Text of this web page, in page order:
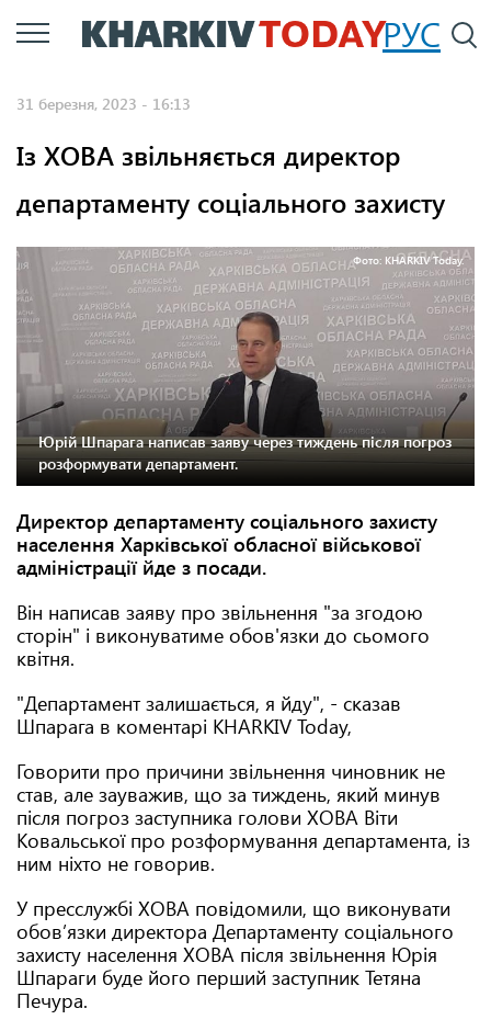
Перейти
до
РУС
31 березня, 2023 - 16:13
Із ХОВА звільняється директор
департаменту соціального захисту
Фото: KHARKIV Today.
Юрій Шпарага написав заяву через тиждень після погроз
розформувати департамент.
Директор департаменту соціального захисту
населення Харківської обласної військової
адміністрації йде з посади.
Він написав заяву про звільнення "за згодою
сторін" і виконуватиме обов'язки до сьомого
квітня.
"Департамент залишається, я йду", - сказав
Шпарага в коментарі KHARKIV Today,
Говорити про причини звільнення чиновник не
став, але зауважив, що за тиждень, який минув
після погроз заступника голови ХОВА Віти
Ковальської про розформування департамента, із
ним ніхто не говорив.
У пресслужбі ХОВА повідомили, що виконувати
обов’язки директора Департаменту соціального
захисту населення ХОВА після звільнення Юрія
Шпараги буде його перший заступник Тетяна
Печура.